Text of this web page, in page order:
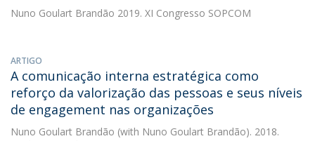
Nuno Goulart Brandão 2019. XI Congresso SOPCOM
ARTIGO
A comunicação interna estratégica como
reforço da valorização das pessoas e seus níveis
de engagement nas organizações
Nuno Goulart Brandão (with Nuno Goulart Brandão). 2018.